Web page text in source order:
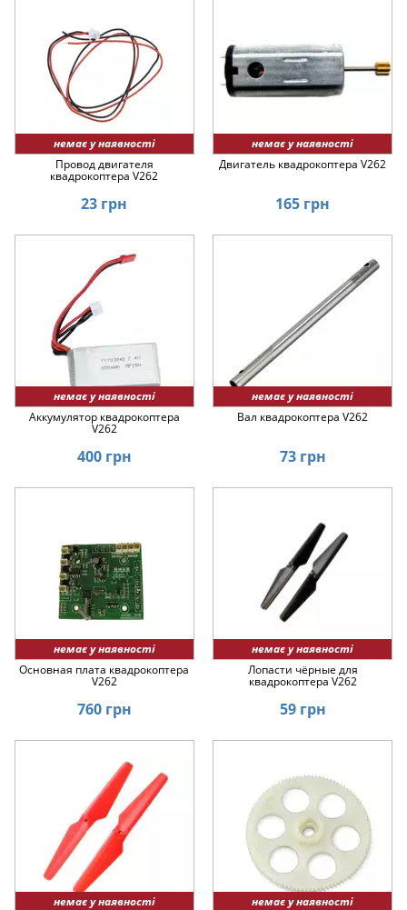
немає у наявності
Провод двигателя
квадрокоптера V262
23 грн
немає у наявності
Двигатель квадрокоптера V262
165 грн
немає у наявності
Аккумулятор квадрокоптера
V262
400 грн
немає у наявності
Вал квадрокоптера V262
73 грн
немає у наявності
Основная плата квадрокоптера
V262
760 грн
немає у наявності
Лопасти чёрные для
квадрокоптера V262
59 грн
немає у наявності
немає у наявності